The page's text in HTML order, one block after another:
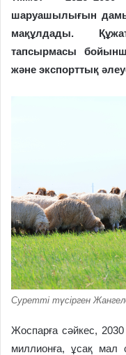
шаруашылығын
мақұлдады.
тапсырмасы
және экспорттық
Суретті түсірген
Жоспарға сәйкес,
миллионға, ұсақ мал